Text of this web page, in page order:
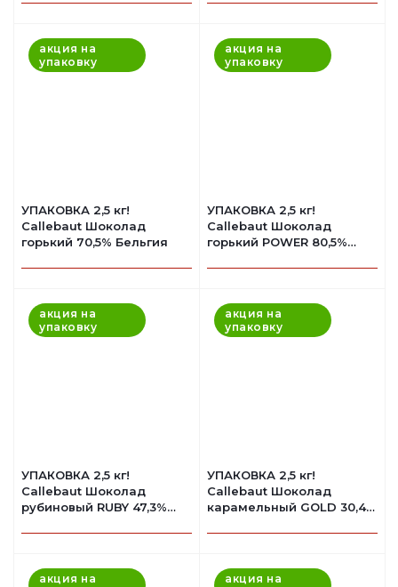
акция на
упаковку
УПАКОВКА 2,5 кг!
Callebaut Шоколад
горький 70,5% Бельгия
акция на
упаковку
УПАКОВКА 2,5 кг!
Callebaut Шоколад
горький POWER 80,5%
акция на
упаковку
УПАКОВКА 2,5 кг!
Callebaut Шоколад
рубиновый RUBY 47,3%
акция на
упаковку
УПАКОВКА 2,5 кг!
Callebaut Шоколад
карамельный GOLD 30,4%
акция на
акция на